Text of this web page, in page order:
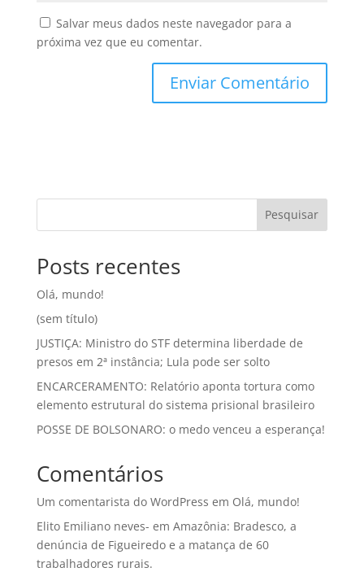
Salvar meus dados neste navegador para a
próxima vez que eu comentar.
Pesquisar
Posts recentes
Olá, mundo!
(sem título)
JUSTIÇA: Ministro do STF determina liberdade de
presos em 2ª instância; Lula pode ser solto
ENCARCERAMENTO: Relatório aponta tortura como
elemento estrutural do sistema prisional brasileiro
POSSE DE BOLSONARO: o medo venceu a esperança!
Comentários
Um comentarista do WordPress em Olá, mundo!
Elito Emiliano neves- em Amazônia: Bradesco, a
denúncia de Figueiredo e a matança de 60
trabalhadores rurais.